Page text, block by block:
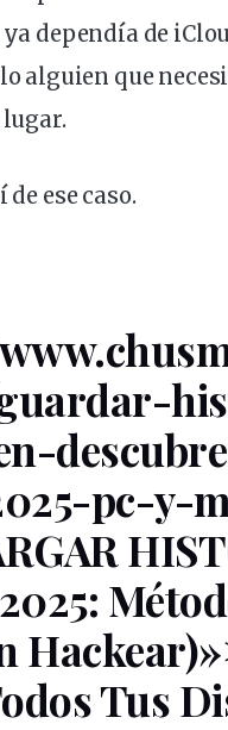
dependía de
alguien que
ese caso.
descubre
pc-y-
Tus